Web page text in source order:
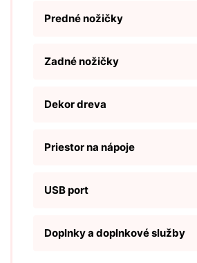
Predné nožičky
Zadné nožičky
Dekor dreva
Priestor na nápoje
USB port
Doplnky a doplnkové služby